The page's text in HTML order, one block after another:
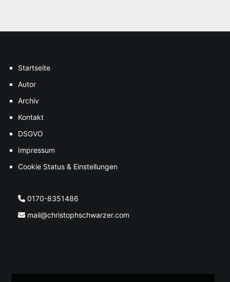
Startseite
Autor
Archiv
Kontakt
DSGVO
Impressum
Cookie Status & Einstellungen
0170-8351486
mail@christophschwarzer.com